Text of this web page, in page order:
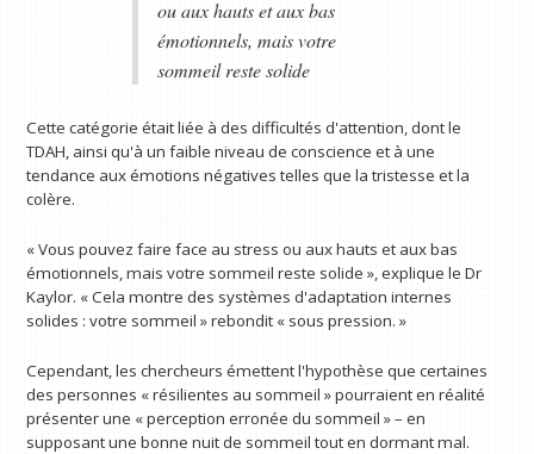
ou aux hauts et aux bas
émotionnels, mais votre
sommeil reste solide
Cette catégorie était liée à des difficultés d'attention, dont le
TDAH, ainsi qu'à un faible niveau de conscience et à une
tendance aux émotions négatives telles que la tristesse et la
colère.
« Vous pouvez faire face au stress ou aux hauts et aux bas
émotionnels, mais votre sommeil reste solide », explique le Dr
Kaylor. « Cela montre des systèmes d'adaptation internes
solides : votre sommeil » rebondit « sous pression. »
Cependant, les chercheurs émettent l'hypothèse que certaines
des personnes « résilientes au sommeil » pourraient en réalité
présenter une « perception erronée du sommeil » – en
supposant une bonne nuit de sommeil tout en dormant mal.